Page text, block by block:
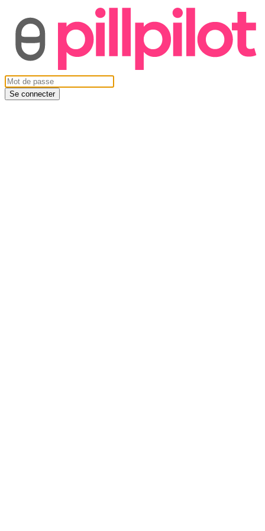
Se connecter